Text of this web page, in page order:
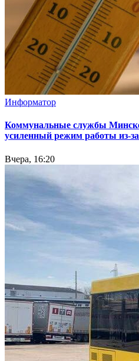
Информатор
Коммунальные службы
усиленный режим работы из-
Вчера, 16:20